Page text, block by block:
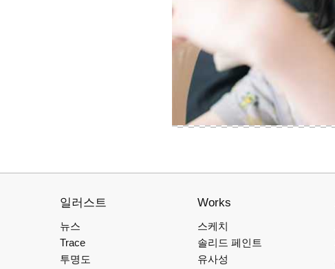
일러스트
뉴스
Trace
투명도
Works
스케치
솔리드 페인트
유사성